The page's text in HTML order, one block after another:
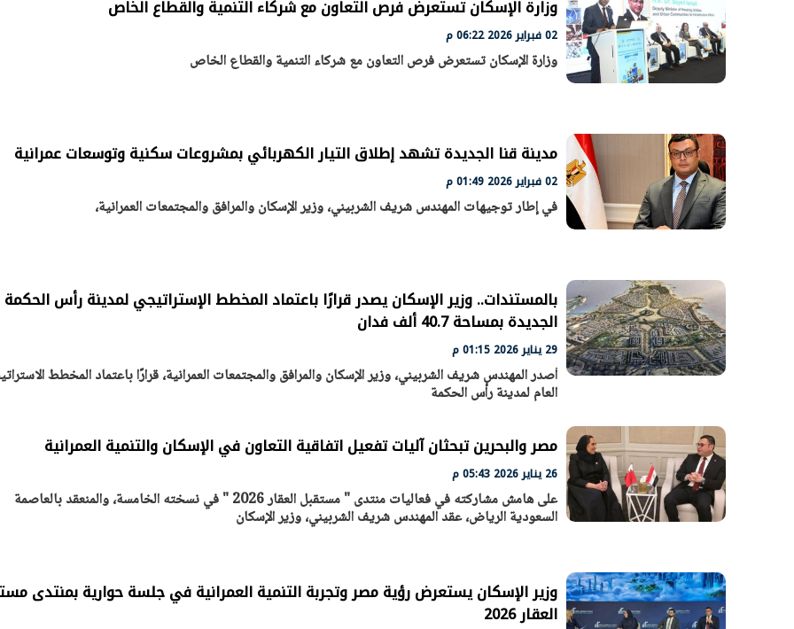
وزارة الإسكان تستعرض فرص التعاون مع شركاء التنمية والقطاع الخاص
02 فبراير 2026 06:22 م
وزارة الإسكان تستعرض فرص التعاون مع شركاء التنمية والقطاع الخاص
مدينة قنا الجديدة تشهد إطلاق التيار الكهربائي بمشروعات سكنية وتوسعات عمرانية
02 فبراير 2026 01:49 م
في إطار توجيهات المهندس شريف الشربيني، وزير الإسكان والمرافق والمجتمعات العمرانية،
بالمستندات.. وزير الإسكان يصدر قرارًا باعتماد المخطط الإستراتيجي لمدينة رأس الحكمة
الجديدة بمساحة 40.7 ألف فدان
29 يناير 2026 01:15 م
أصدر المهندس شريف الشربيني، وزير الإسكان والمرافق والمجتمعات العمرانية، قرارًا باعتماد المخطط
العام لمدينة رأس الحكمة
مصر والبحرين تبحثان آليات تفعيل اتفاقية التعاون في الإسكان والتنمية العمرانية
26 يناير 2026 05:43 م
على هامش مشاركته في فعاليات منتدى " مستقبل العقار 2026 " في نسخته الخامسة، والمنعقد بالعاصمة
السعودية الرياض، عقد المهندس شريف الشربيني، وزير الإسكان
وزير الإسكان يستعرض رؤية مصر وتجربة التنمية العمرانية في جلسة حوارية بمنتدى
العقار 2026